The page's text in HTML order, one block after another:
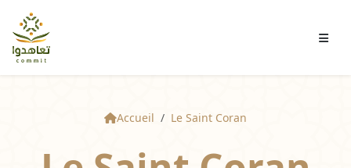
Accueil Le Saint Coran